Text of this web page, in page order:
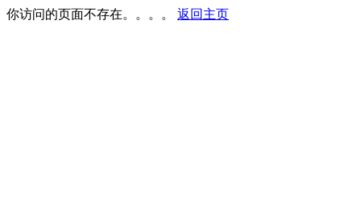
你访问的页面不存在。。。。 返回主页